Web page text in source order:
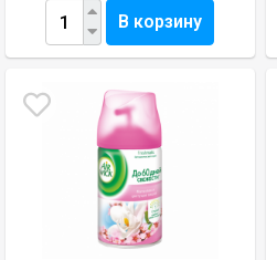
В корзину